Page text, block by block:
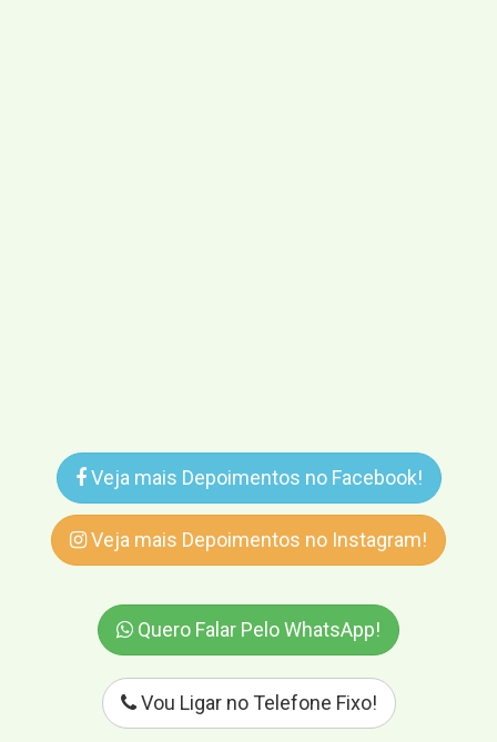
Veja mais Depoimentos no Facebook!
Veja mais Depoimentos no Instagram!
Quero Falar Pelo WhatsApp!
Vou Ligar no Telefone Fixo!